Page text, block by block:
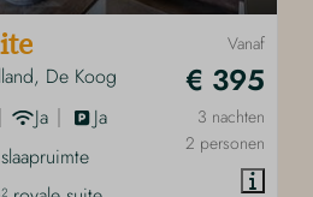
Vanaf
€ 395
3 nachten
2 personen
De Koog
Ja
Ja